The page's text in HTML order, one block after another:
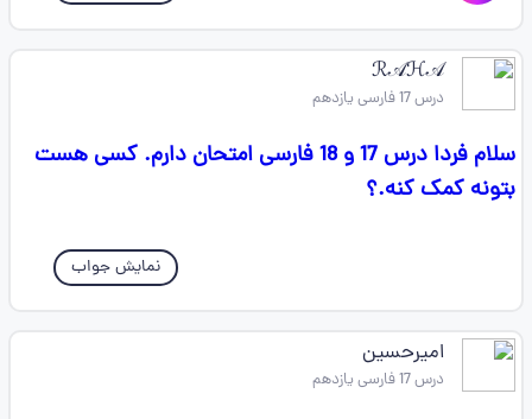
ℛ𝒜ℋ𝒜
درس 17 فارسی یازدهم
سلام فردا درس 17 و 18 فارسی امتحان دارم. کسی هست
بتونه کمک کنه.؟
نمایش جواب
امیرحسین
درس 17 فارسی یازدهم